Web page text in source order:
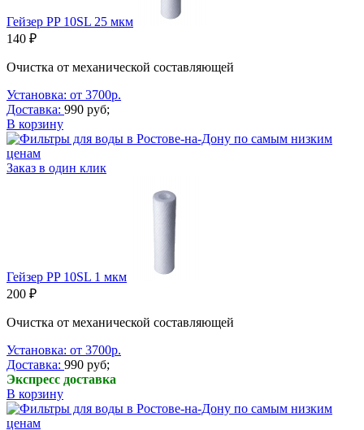
Гейзер PP 10SL 25 мкм
140 ₽
Очистка от механической составляющей
Установка: от 3700р.
Доставка: 990 руб;
В корзину
Заказ в один клик
Гейзер PP 10SL 1 мкм
200 ₽
Очистка от механической составляющей
Установка: от 3700р.
Доставка: 990 руб;
Экспресс доставка
В корзину